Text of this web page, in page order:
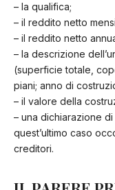
– la qualifica;
– il reddito netto
– il reddito netto
– la descrizione
(superficie totale,
piani; anno di
– il valore della
– una dichiarazione
quest’ultimo caso
creditori.